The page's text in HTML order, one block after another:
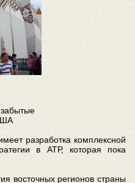
разработка комплексной
в АТР, которая пока
восточных регионов страны